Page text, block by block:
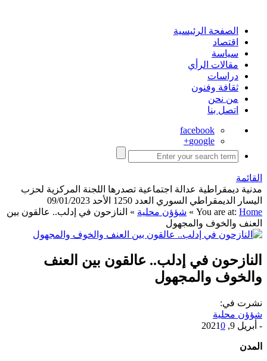
الصفحة الرئيسية
اقتصاد
سياسة
مقالات الرأي
دراسات
ثقافة وفنون
من نحن
اتصل بنا
facebook
google+
القائمة
مدنية ديمقراطية عدالة اجتماعية تصدرها اللجنة المركزية لحزب
اليسار الديمقراطي السوري العدد 1250 الأحد 09/01/2023
You are at: Home
» شؤؤن محلية » النازحون في إدلب.. عالقون بين
العنف والخوف والمجهول
النازحون في إدلب.. عالقون بين العنف
والخوف والمجهول
نشرت في:
شؤؤن محلية
- أبريل 9, 2021 0
المدن